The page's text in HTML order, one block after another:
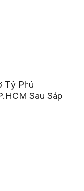
Tỷ Phú
Sau Sáp